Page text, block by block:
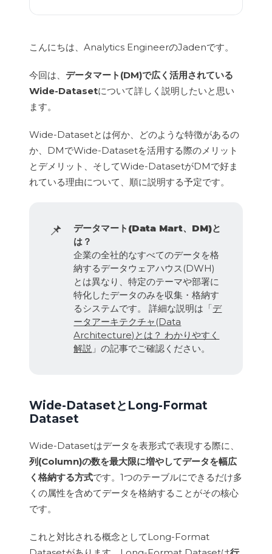
こんにちは、Analytics EngineerのJadenです。
今回は、 データマート(DM)で広く活用されている
Wide-Datasetについて詳しく説明したいと思い
ます。
Wide-Datasetとは何か、どのような特徴があるの
か、DMでWide-Datasetを活用する際のメリット
とデメリット、そしてWide-DatasetがDMで好ま
れている理由について、順に説明する予定です。
📌
データマート(Data Mart、DM)と
は？
企業の全社的なすべてのデータを格
納するデータウェアハウス(DWH)
とは異なり、特定のテーマや部署に
特化したデータのみを収集・格納す
るシステムです。 詳細な説明は「デ
ータアーキテクチャ(Data
Architecture)とは？ わかりやすく
解説 」の記事でご確認ください。
Wide-DatasetとLong-Format
Dataset
Wide-Datasetはデータを表形式で表現する際に、
列(Column)の数を最大限に増やしてデータを幅広
く格納する方式です。1つのテーブルにできるだけ多
くの属性を含めてデータを格納することがその核心
です。
これと対比される概念としてLong-Format